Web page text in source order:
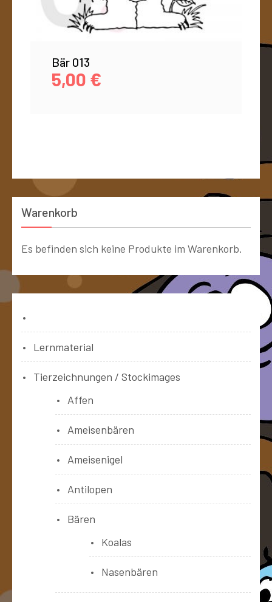
Bär 013
5,00 €
Warenkorb
Es befinden sich keine Produkte im Warenkorb.
Lernmaterial
Tierzeichnungen / Stockimages
Affen
Ameisenbären
Ameisenigel
Antilopen
Bären
Koalas
Nasenbären